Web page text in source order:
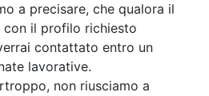
a precisare, che qualora il
con il profilo richiesto
contattato entro un
lavorative.
non riusciamo a